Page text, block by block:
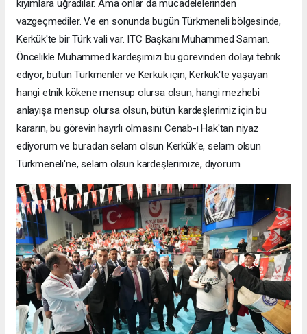
kıyımlara uğradılar. Ama onlar da mücadelelerinden
vazgeçmediler. Ve en sonunda bugün Türkmeneli bölgesinde,
Kerkük'te bir Türk vali var. ITC Başkanı Muhammed Saman.
Öncelikle Muhammed kardeşimizi bu görevinden dolayı tebrik
ediyor, bütün Türkmenler ve Kerkük için, Kerkük'te yaşayan
hangi etnik kökene mensup olursa olsun, hangi mezhebi
anlayışa mensup olursa olsun, bütün kardeşlerimiz için bu
kararın, bu görevin hayırlı olmasını Cenab-ı Hak'tan niyaz
ediyorum ve buradan selam olsun Kerkük'e, selam olsun
Türkmeneli'ne, selam olsun kardeşlerimize, diyorum.